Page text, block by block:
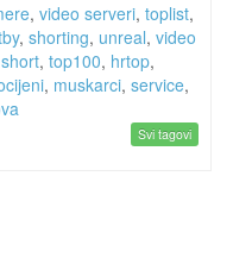
, video serveri, toplist,
, shorting, unreal, video
short, top100, hrtop,
, muskarci, service,
Svi tagovi